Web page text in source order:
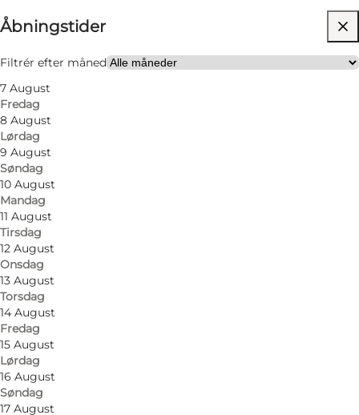
Åbningstider
Filtrér efter måned
7 August
Fredag
8 August
Lørdag
9 August
Søndag
10 August
Mandag
11 August
Tirsdag
12 August
Onsdag
13 August
Torsdag
14 August
Fredag
15 August
Lørdag
16 August
Søndag
17 August
Besøg hjemmeside
Hunde tilladt